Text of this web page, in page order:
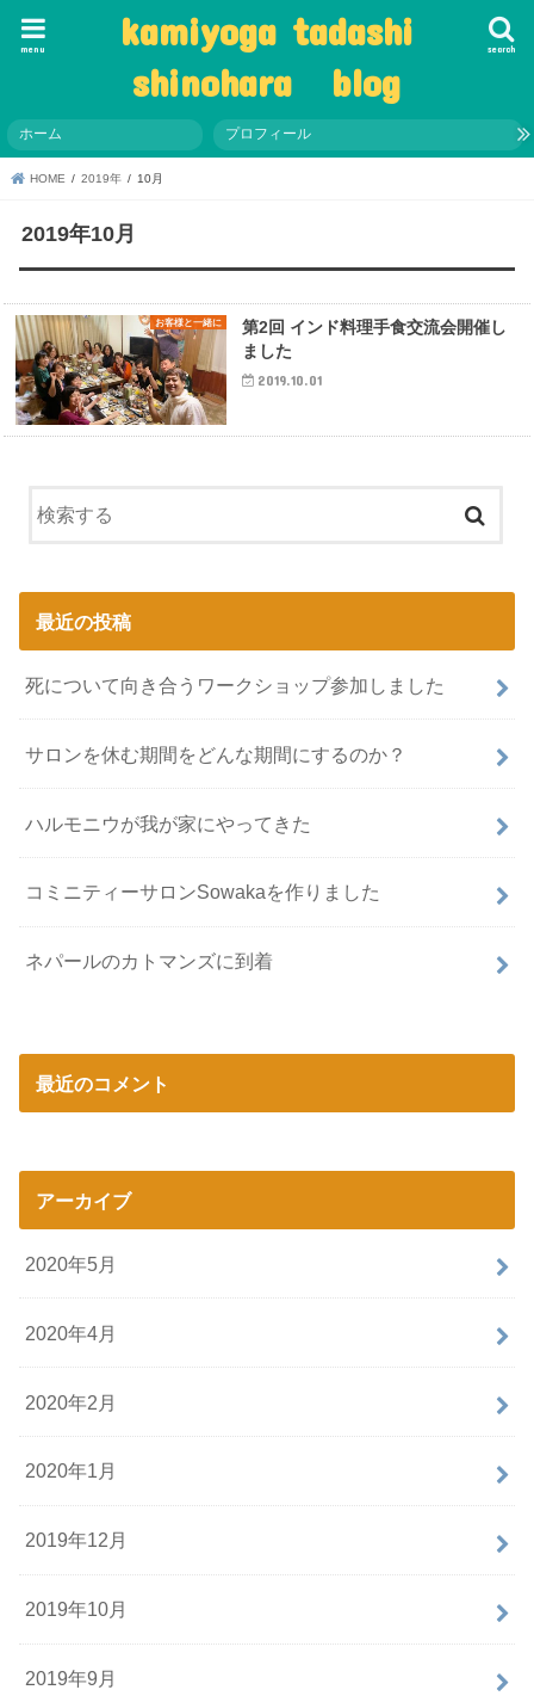
kamiyoga tadashi
shinohara blog
search
menu
ホーム プロフィール
HOME 2019年 10月
2019年10月
お客様と一緒に
第2回 インド料理手食交流会開催し
ました
2019.10.01
最近の投稿
死について向き合うワークショップ参加しました
サロンを休む期間をどんな期間にするのか？
ハルモニウが我が家にやってきた
コミニティーサロンSowakaを作りました
ネパールのカトマンズに到着
最近のコメント
アーカイブ
2020年5月
2020年4月
2020年2月
2020年1月
2019年12月
2019年10月
2019年9月